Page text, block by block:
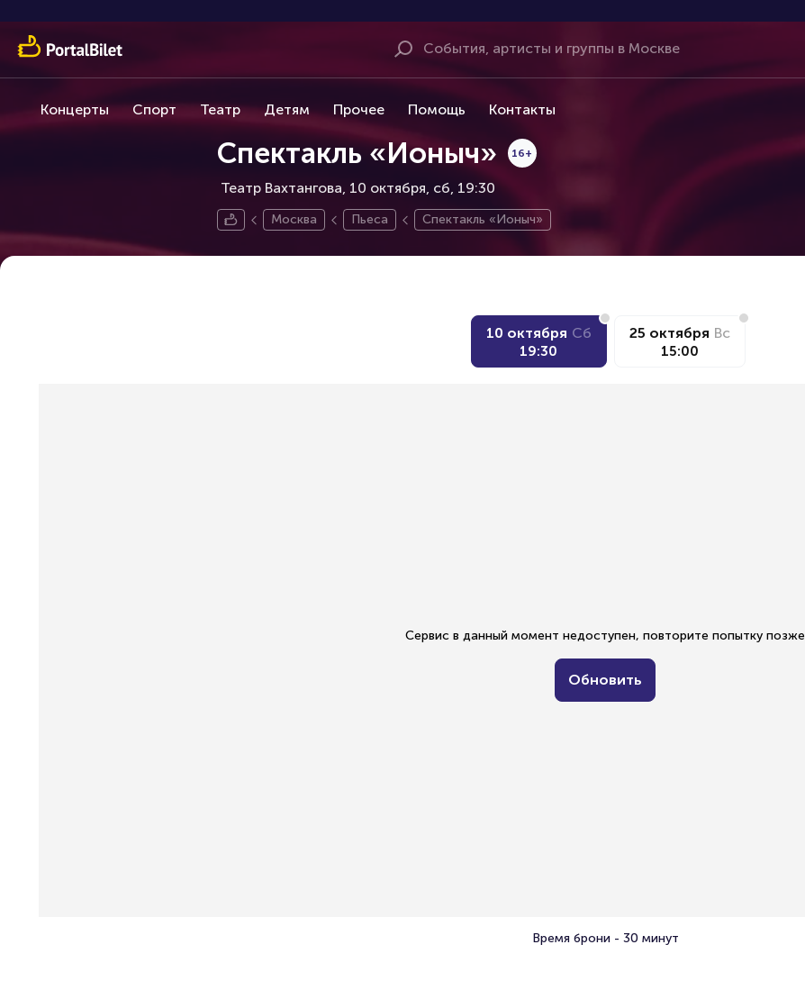
Концерты Спорт Театр Детям Прочее Помощь Контакты
Спектакль «Ионыч»
Театр Вахтангова, 10 октября
16+
сб, 19:30
Москва Пьеса Спектакль «Ионыч»
10 октября Сб
19:30
25 октября Вс
15:00
Сервис в данный момент недоступен, повторите попытку позже
Обновить
Время брони - 30 минут